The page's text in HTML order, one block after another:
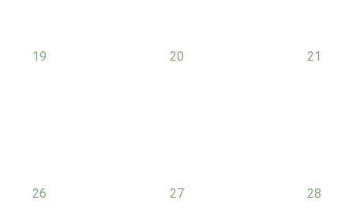
0
19
0
20
0
21
0
26
0
27
0
28